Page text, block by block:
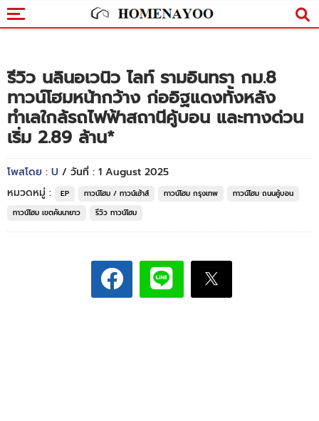
รีวิว นลินอเวนิว ไลท์ รามอินทรา กม.8
ทาวน์โฮมหน้ากว้าง ก่ออิฐแดงทั้งหลัง
ทำเลใกล้รถไฟฟ้าสถานีคู้บอน และทางด่วน
เริ่ม 2.89 ล้าน*
โพสโดย : U / วันที่ : 1 August 2025
หมวดหมู่ :
EP ทาวน์โฮม / ทาวน์เฮ้าส์ ทาวน์โฮม กรุงเทพ
ทาวน์โฮม ถนนคู้บอน
ทาวน์โฮม เขตคันนายาว
รีวิว ทาวน์โฮม